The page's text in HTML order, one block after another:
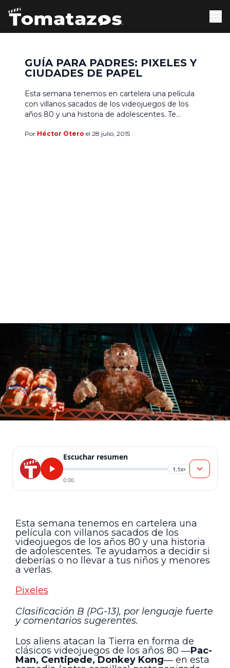
GUÍA PARA PADRES: PIXELES Y
CIUDADES DE PAPEL
Esta semana tenemos en cartelera una película
con villanos sacados de los videojuegos de los
años 80 y una historia de adolescentes. Te
niños y menores a verlas. Pixeles Clasificación B
Por Héctor Otero el 28 julio, 2015
Escuchar resumen
1.1x▾
0:00
Esta semana tenemos en cartelera una
película con villanos sacados de los
videojuegos de los años 80 y una historia
de adolescentes. Te ayudamos a decidir si
deberías o no llevar a tus niños y menores
a verlas.
Pixeles
Clasificación B (PG-13), por lenguaje fuerte
y comentarios sugerentes.
Los aliens atacan la Tierra en forma de
clásicos videojuegos de los años 80 ―Pac-
Man, Centipede, Donkey Kong― en esta